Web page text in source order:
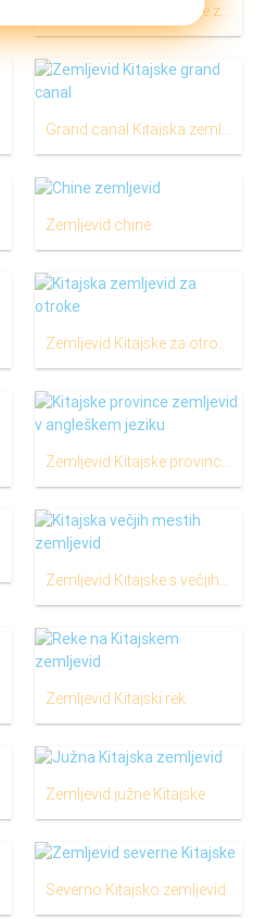
Vzhodno Kitajsko morje zemljevid
Grand canal Kitajska zemljevid
Zemljevid chine
Zemljevid Kitajske za otroke
Zemljevid Kitajske province v angleškem jeziku
Zemljevid Kitajske s večjih mestih
Zemljevid Kitajski rek
Zemljevid južne Kitajske
Severno Kitajsko zemljevid